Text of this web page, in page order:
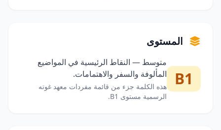
المستوى
B1
متوسط — النقاط الرئيسية في المواضيع
المألوفة والسفر والاهتمامات.
هذه الكلمة جزء من قائمة مفردات معهد غوته
الرسمية مستوى B1.